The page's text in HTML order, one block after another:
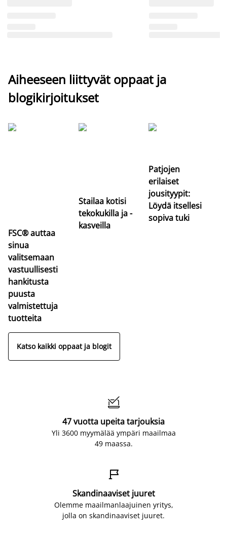
Aiheeseen liittyvät oppaat ja
blogikirjoitukset
FSC® auttaa
sinua
valitsemaan
vastuullisesti
hankitusta
puusta
valmistettuja
tuotteita
Stailaa kotisi
tekokukilla ja -
kasveilla
Patjojen
erilaiset
jousityypit:
Löydä itsellesi
sopiva tuki
Katso kaikki oppaat ja blogit

47 vuotta upeita tarjouksia
Yli 3600 myymälää ympäri maailmaa
49 maassa.

Skandinaaviset juuret
Olemme maailmanlaajuinen yritys,
jolla on skandinaaviset juuret.